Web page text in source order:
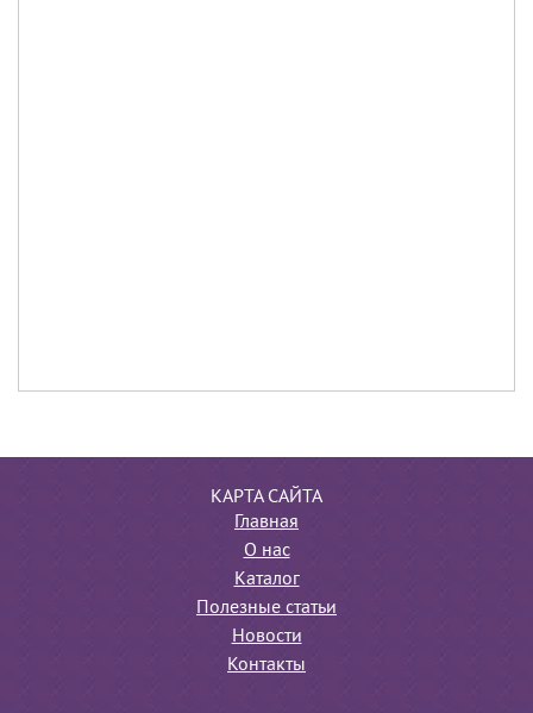
КАРТА САЙТА
Главная
О нас
Каталог
Полезные статьи
Новости
Контакты